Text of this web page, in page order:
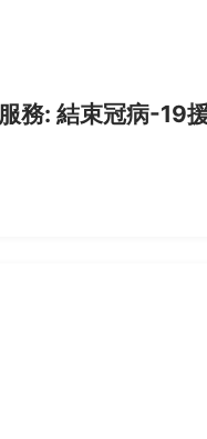
務: 結束冠病-19